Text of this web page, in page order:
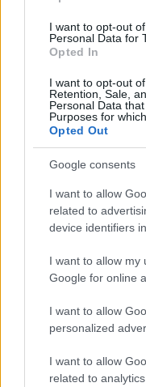
I want to opt-out
Personal Data for
Opted In
I want to opt-out
Retention, Sale,
Personal Data
Purposes for
Opted Out
Google consents
I want to allow
related to
device identifiers
I want to allow my
Google for online
I want to allow
personalized
I want to allow
related to
NŐVERŐ
VÁDAT AZ
A férfi a nyílt utcán